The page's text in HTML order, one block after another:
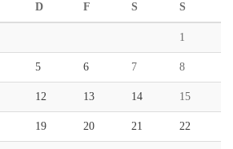
D F S S
1
5 6 7 8
12 13 14 15
19 20 21 22